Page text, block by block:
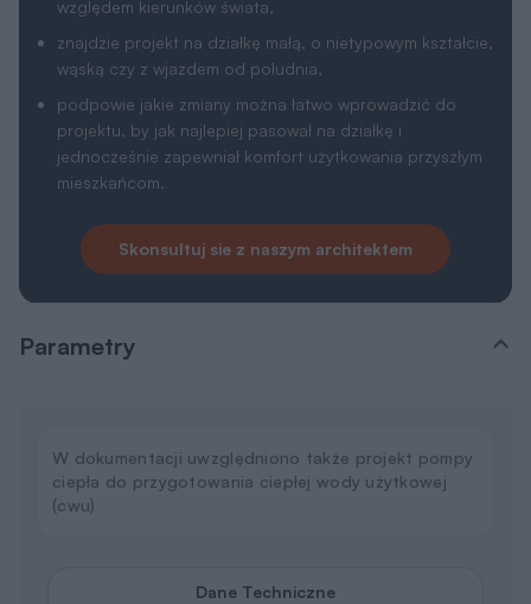
względem kierunków świata,
znajdzie projekt na działkę małą, o nietypowym kształcie,
wąską czy z wjazdem od południa,
podpowie jakie zmiany można łatwo wprowadzić do
projektu, by jak najlepiej pasował na działkę i
jednocześnie zapewniał komfort użytkowania przyszłym
mieszkańcom.
Skonsultuj sie z naszym architektem
Parametry
W dokumentacji uwzględniono także projekt pompy
ciepła do przygotowania ciepłej wody użytkowej
(cwu)
Dane Techniczne